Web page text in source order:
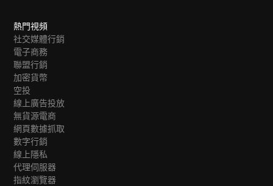
熱門視頻
社交媒體行銷
電子商務
聯盟行銷
加密貨幣
空投
線上廣告投放
無貨源電商
網頁數據抓取
數字行銷
線上隱私
代理伺服器
指紋瀏覽器